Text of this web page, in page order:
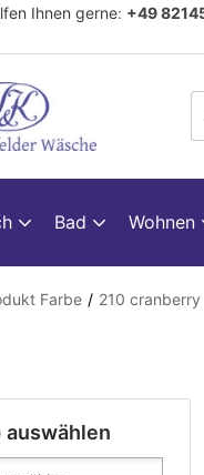
Ihnen gerne: +49
Bad Wohnen
Farbe 210 cranberry
auswählen